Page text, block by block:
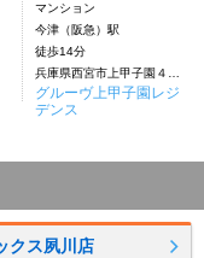
マンション
今津（阪急）駅
徒歩14分
グルーヴ上甲子園レジ
デンス
クス夙川店